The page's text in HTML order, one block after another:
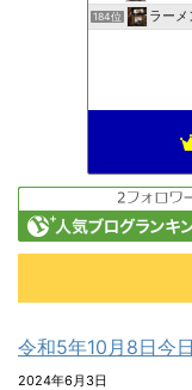
184位 ラーメ
令和5年10月8日今
2024年6月3日